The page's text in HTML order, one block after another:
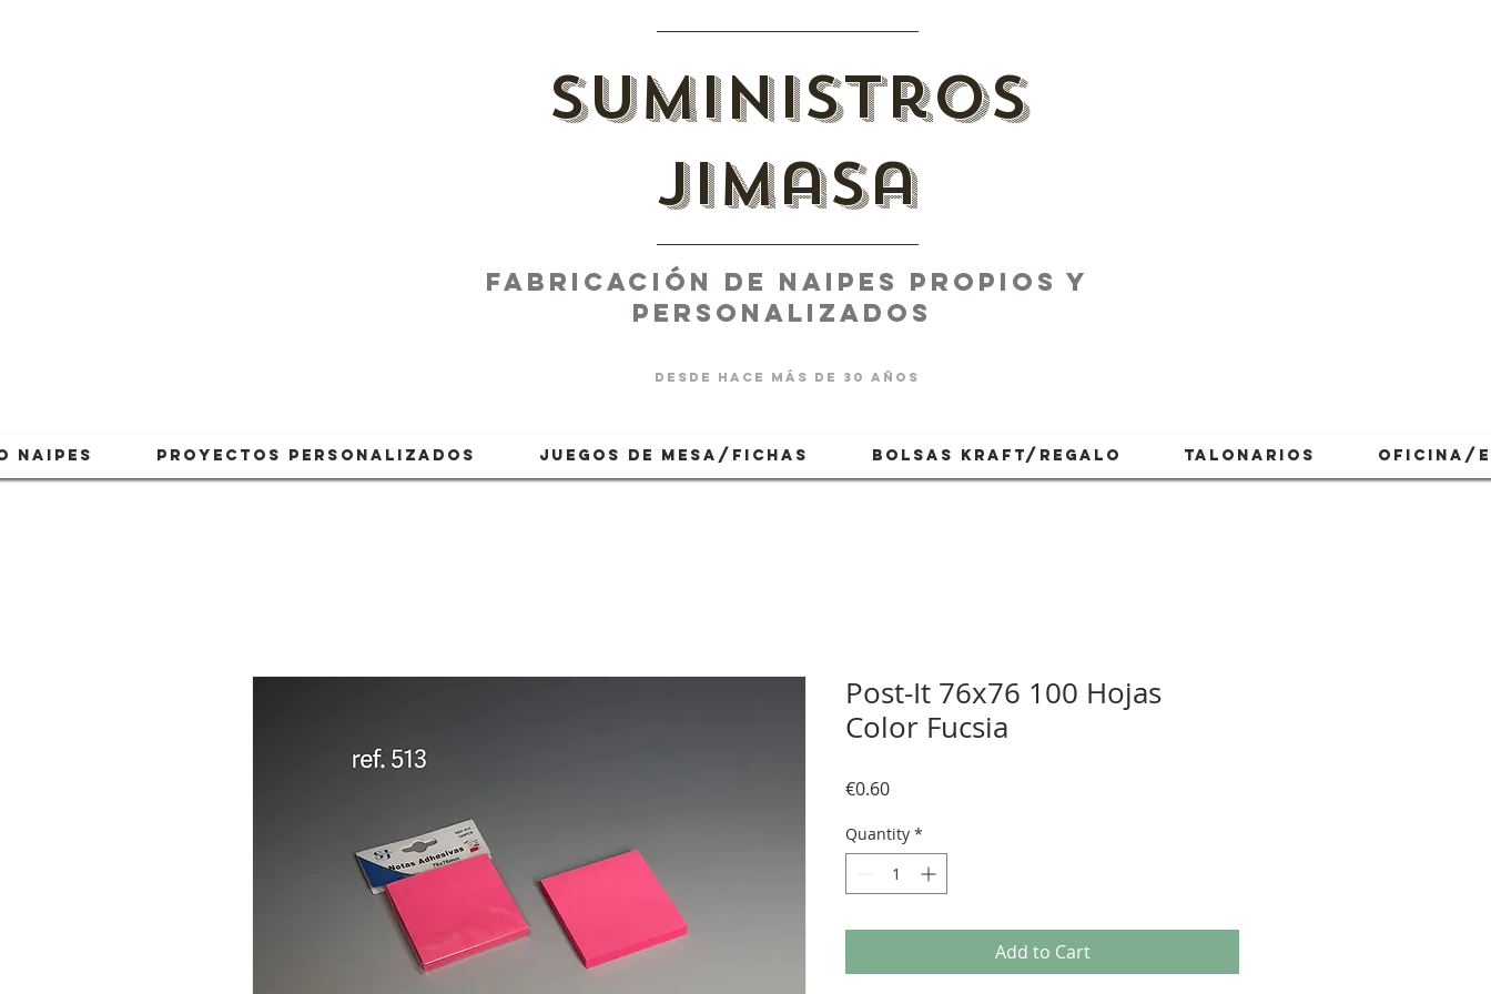
suministros
jimasa
fabricación de naipes PROPIOS Y
PERSONALIZADOS
desde hace más de 30 años
NAIPES PROYECTOS PERSONALIZADOS JUEGOS DE MESA/FICHAS BOLSAS KRAFT/REGALO TALONARIOS OFICINA/
Post-It 76x76 100 Hojas
Color Fucsia
€0.60Price
Quantity *
Add to Cart